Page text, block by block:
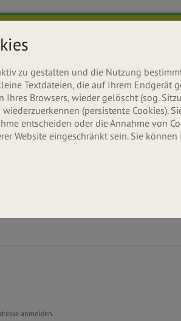
anmelden.
zu gestalten und die Nutzung
Textdateien, die auf Ihrem
Ihres Browsers, wieder gelöscht (sog.
(persistente Cookies).
entscheiden oder die Annahme von
Website eingeschränkt sein. Sie